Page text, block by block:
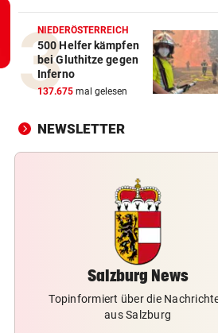
Waldbrände forderten
Feuerwehren
SOMALIER VERURTEILT vor
Überfall mit Pistolen auf
WIEDERAUFNAHME
„Il viaggio a Reims“-
Stammtisch-Flair
34 IN WIEN HEUER
Immer mehr Tropennächte in
Landeshauptstädten
NIEDERÖSTERREICH
500 Helfer kämpfen
bei Gluthitze gegen
Inferno
137.675 mal gelesen
NEWSLETTER
Salzburg News
Topinformiert über die
aus Salzburg